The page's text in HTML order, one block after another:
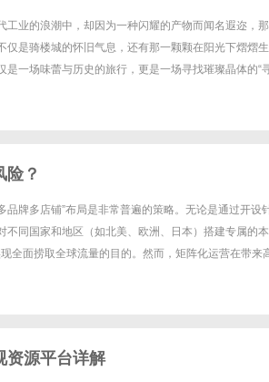
业的浪潮中，却因为一种闪耀的产物而闻名遐迩，
仅是骑楼城的怀旧气息，还有那一颗颗在阳光下熠熠
一场味蕾与历史的旅行，更是一场寻找璀璨晶体的“
险？
品牌多店铺”布局是非常普遍的策略。无论是通过开设
同国家和地区（如北美、欧洲、日本）搭建专属的
全面捞取全球流量的目的。然而，矩阵化运营在带来
资源平台详解